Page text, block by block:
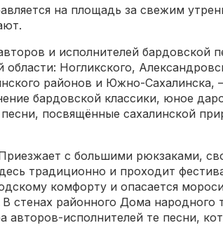
на площадь за свежим
и исполнителей бардовской
Ногликского,
районов и Южно-Сахалинска,
бардовской классики, юное
посвящённые сахалинской
с большими рюкзаками,
традиционно и проходит
комфорту и опасается
стенах районного Дома
исполнителей те песни,